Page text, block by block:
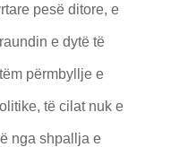
pesë ditore, e
e dytë të
përmbyllje e
të cilat nuk e
nga shpallja e